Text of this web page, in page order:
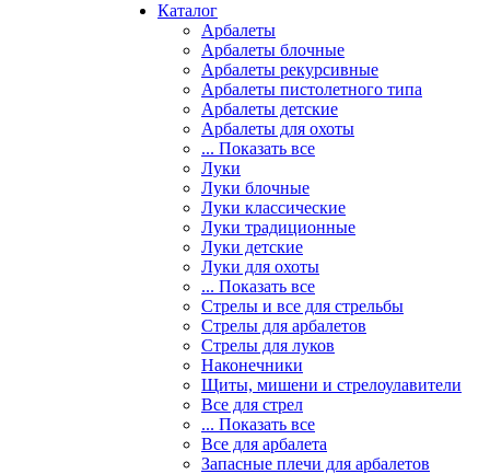
Каталог
Арбалеты
Арбалеты блочные
Арбалеты рекурсивные
Арбалеты пистолетного типа
Арбалеты детские
Арбалеты для охоты
... Показать все
Луки
Луки блочные
Луки классические
Луки традиционные
Луки детские
Луки для охоты
... Показать все
Стрелы и все для стрельбы
Стрелы для арбалетов
Стрелы для луков
Наконечники
Щиты, мишени и стрелоулавители
Все для стрел
... Показать все
Все для арбалета
Запасные плечи для арбалетов